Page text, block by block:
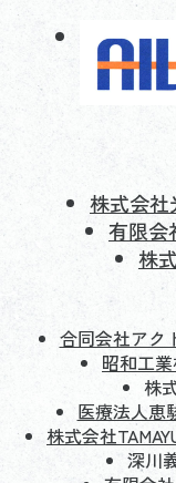
株式会社
有限会
株
合同会社アク
昭和工
株
医療法人恵
株式会社
深川